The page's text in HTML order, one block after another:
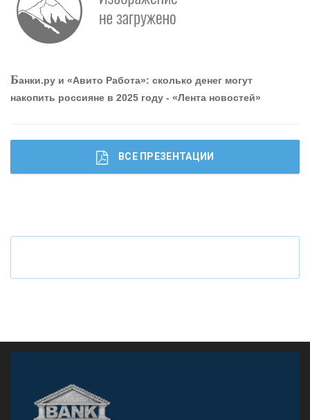
привлечь и удержать персонал - «Интервью»
Что будет с наличными деньгами при цифровом
Банки.ру и «Авито Работа»: сколько денег могут
накопить россияне в 2025 году - «Лента новостей»
ВСЕ ПРЕЗЕНТАЦИИ